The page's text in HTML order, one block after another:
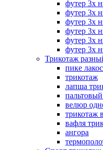
футер 3х
футер 3х
футер 3х
футер 3х
футер 3х
футер 3х
Трикотаж
пике
трикотаж
лапша
велюр
трикотаж
вафля
ангора